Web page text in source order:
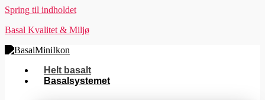
Spring til indholdet
Basal Kvalitet & Miljø
Helt basalt
Basalsystemet